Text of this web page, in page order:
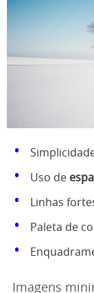
Uso de
Linhas
Paleta de
Imagens